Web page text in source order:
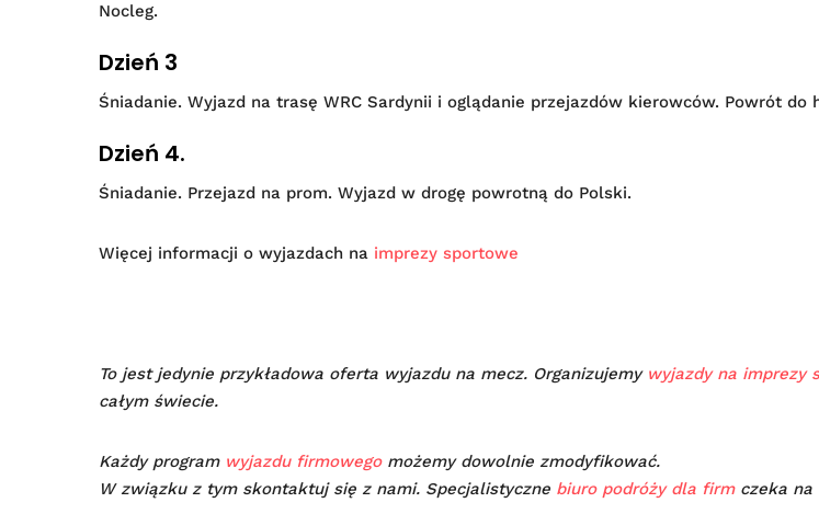
Nocleg.
Dzień 3
Śniadanie. Wyjazd na trasę WRC Sardynii i oglądanie przejazdów kierowców. Powrót do
Dzień 4.
Śniadanie. Przejazd na prom. Wyjazd w drogę powrotną do Polski.
Więcej informacji o wyjazdach na imprezy sportowe
To jest jedynie przykładowa oferta wyjazdu na mecz. Organizujemy wyjazdy na imprezy
całym świecie.
Każdy program wyjazdu firmowegomożemy dowolnie zmodyfikować.
W związku z tym skontaktuj się z nami. Specjalistyczne biuro podróży dla firmczeka na